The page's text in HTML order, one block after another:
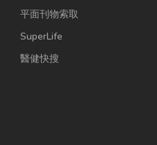
平面刊物索取
SuperLife
醫健快搜